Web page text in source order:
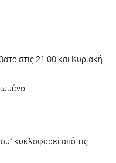
στις 21:00 και Κυριακή
κυκλοφορεί από τις